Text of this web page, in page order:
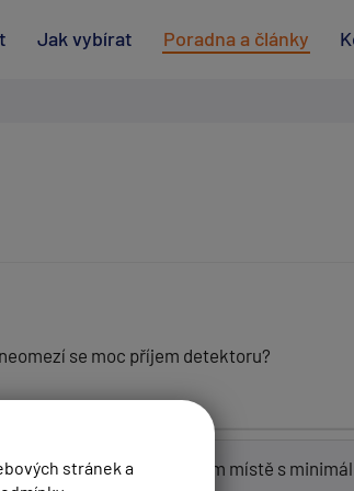
stránek a
Jak vybírat Poradna a články
se moc příjem detektoru?
radaru na nějakém místě s